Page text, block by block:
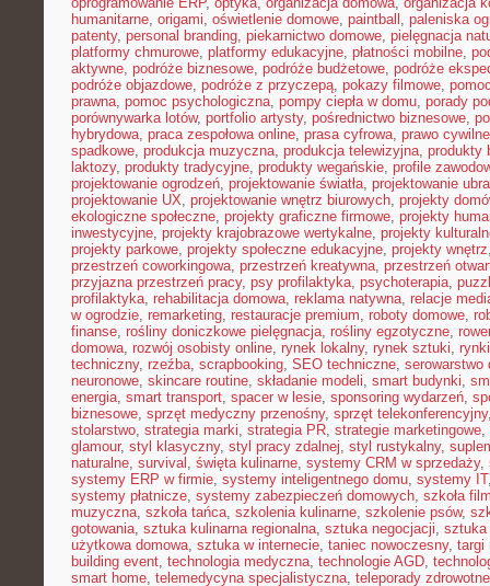
humanitarne, origami, oświetlenie domowe, paintball , paleniska
patenty, personal branding, piekarnictwo domowe, pielęgnacja
platformy chmurowe, platformy edukacyjne, płatności mobilne,
aktywne, podróże biznesowe, podróże budżetowe, podróże
podróże objazdowe, podróże z przyczepą, pokazy filmowe,
prawna, pomoc psychologiczna, pompy ciepła w domu, porady
porównywarka lotów, portfolio artysty, pośrednictwo biznesowe,
hybrydowa, praca zespołowa online, prasa cyfrowa, prawo
spadkowe, produkcja muzyczna, produkcja telewizyjna, produkty
laktozy, produkty tradycyjne, produkty wegańskie, profile
projektowanie ogrodzeń, projektowanie światła, projektowanie
projektowanie UX, projektowanie wnętrz biurowych, projekty
ekologiczne społeczne, projekty graficzne firmowe, projekty
inwestycyjne, projekty krajobrazowe wertykalne, projekty
projekty parkowe, projekty społeczne edukacyjne, projekty wnętrz
przestrzeń coworkingowa, przestrzeń kreatywna, przestrzeń
przyjazna przestrzeń pracy, psy profilaktyka, psychoterapia,
profilaktyka, rehabilitacja domowa, reklama natywna, relacje
w ogrodzie, remarketing, restauracje premium, roboty domowe,
finanse, rośliny doniczkowe pielęgnacja, rośliny egzotyczne,
domowa, rozwój osobisty online, rynek lokalny, rynek sztuki,
techniczny, rzeźba, scrapbooking, SEO techniczne, serowarstwo
neuronowe, skincare routine, składanie modeli, smart budynki,
energia, smart transport, spacer w lesie, sponsoring wydarzeń,
biznesowe, sprzęt medyczny przenośny, sprzęt telekonferencyjny
stolarstwo, strategia marki, strategia PR, strategie marketingowe,
glamour, styl klasyczny, styl pracy zdalnej, styl rustykalny,
naturalne, survival , święta kulinarne, systemy CRM w sprzedaży,
systemy ERP w firmie, systemy inteligentnego domu, systemy IT
systemy płatnicze, systemy zabezpieczeń domowych, szkoła
muzyczna, szkoła tańca, szkolenia kulinarne, szkolenie psów,
gotowania, sztuka kulinarna regionalna, sztuka negocjacji, sztuka
użytkowa domowa, sztuka w internecie, taniec nowoczesny, targi
building event, technologia medyczna, technologie AGD,
smart home, telemedycyna specjalistyczna, teleporady zdrowotne